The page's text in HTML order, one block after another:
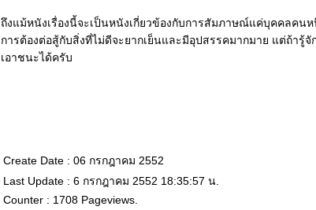
ถึงแม้หนังเรื่องนี้จะเป็นหนังเกี่ยวข้องกับการสัมภาษณ์แค่บุคคลคน
การต้องต่อสู้กับสิ่งที่ไม่ดีจะยากเย็นและมีอุปสรรคมากมาย แต่ถ้ารู้
เอาชนะได้ครับ
Create Date : 06 กรกฎาคม 2552
Last Update : 6 กรกฎาคม 2552 18:35:57 น.
Counter : 1708 Pageviews.